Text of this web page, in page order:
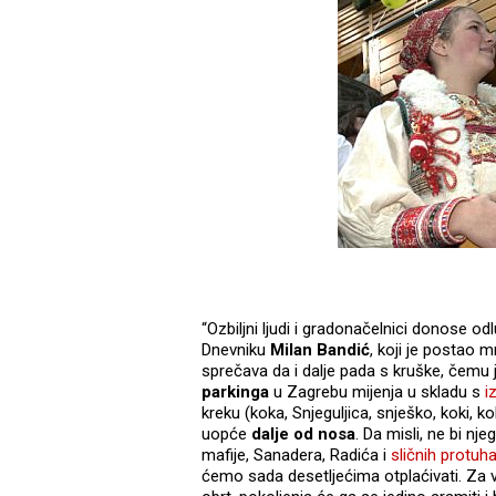
“Ozbiljni ljudi i gradonačelnici donose
Dnevniku Milan Bandić, koji je postao
sprečava da i dalje pada s kruške,
parkinga u Zagrebu mijenja u skladu s
kreku (koka, Snjeguljica, snješko, koki,
uopće dalje od nosa. Da misli, ne bi
mafije, Sanadera, Radića i sličnih protuha
ćemo sada desetljećima otplaćivati. Za